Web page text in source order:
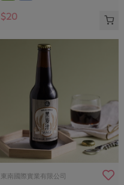
$20
東南國際實業有限公司